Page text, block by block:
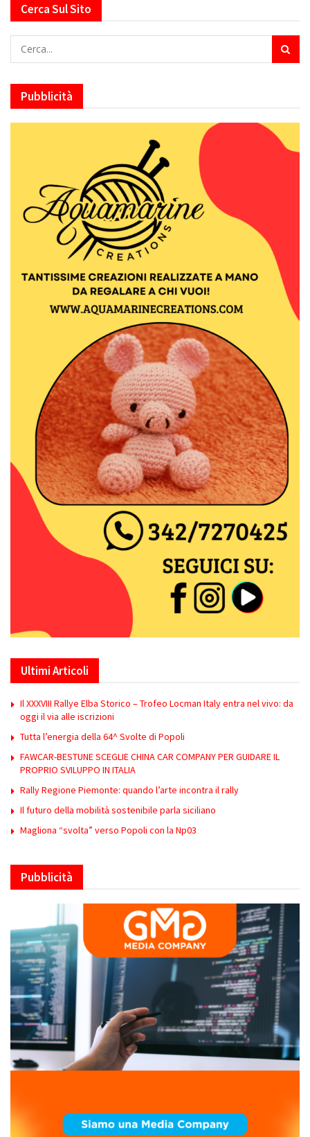
Cerca Sul Sito
Pubblicità
Ultimi Articoli
Il XXXVIII Rallye Elba Storico – Trofeo Locman Italy entra nel vivo: da
oggi il via alle iscrizioni
Tutta l’energia della 64^ Svolte di Popoli
FAWCAR-BESTUNE SCEGLIE CHINA CAR COMPANY PER GUIDARE IL
PROPRIO SVILUPPO IN ITALIA
Rally Regione Piemonte: quando l’arte incontra il rally
Il futuro della mobilità sostenibile parla siciliano
Magliona “svolta” verso Popoli con la Np03
Pubblicità